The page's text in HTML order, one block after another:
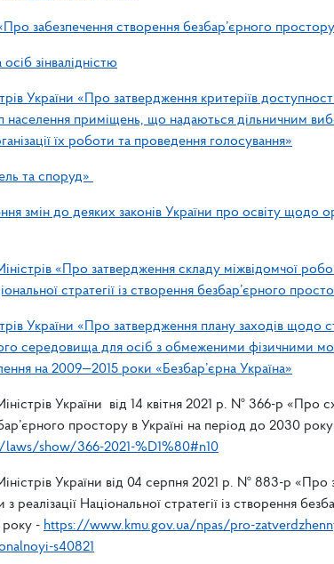
забезпечення створення безбар’єрного простору
зінвалідністю
України «Про затвердження критеріїв
населення приміщень, що надаються дільничним
їх роботи та проведення голосування»
та споруд»
змін до деяких законів України про освіту щодо
«Про затвердження складу міжвідомчої
стратегії із створення безбар’єрного
України «Про затвердження плану заходів щодо
середовища для осіб з обмеженими фізичними
на 2009—2015 роки «Безбар’єрна Україна»
України від 14 квітня 2021 р. № 366-р «Про
простору в Україні на період до 2030
show/366-2021-%D1%80#n10
України від 04 серпня 2021 р. № 883-р «Про
реалізації Національної стратегії із створення
року - https://www.kmu.gov.ua/npas/pro-
s40821